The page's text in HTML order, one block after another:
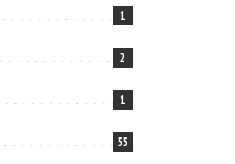
1
2
1
55